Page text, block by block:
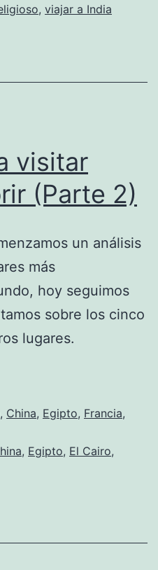
, viajar a India
visitar
(Parte 2)
un análisis
más
hoy seguimos
sobre los cinco
lugares.
, China, Egipto, Francia,
, Egipto, El Cairo,